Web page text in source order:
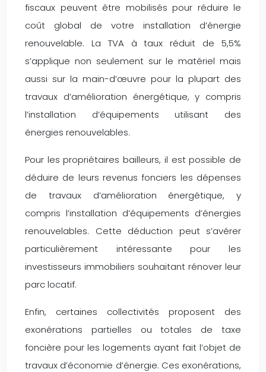
fiscaux peuvent être mobilisés pour réduire le
coût global de votre installation d’énergie
renouvelable. La TVA à taux réduit de 5,5%
s’applique non seulement sur le matériel mais
aussi sur la main-d’œuvre pour la plupart des
travaux d’amélioration énergétique, y compris
l’installation d’équipements utilisant des
énergies renouvelables.
Pour les propriétaires bailleurs, il est possible de
déduire de leurs revenus fonciers les dépenses
de travaux d’amélioration énergétique, y
compris l’installation d’équipements d’énergies
renouvelables. Cette déduction peut s’avérer
particulièrement intéressante pour les
investisseurs immobiliers souhaitant rénover leur
parc locatif.
Enfin, certaines collectivités proposent des
exonérations partielles ou totales de taxe
foncière pour les logements ayant fait l’objet de
travaux d’économie d’énergie. Ces exonérations,